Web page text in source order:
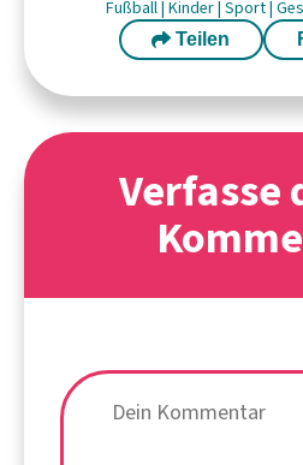
Fußball| Kinder| Sport|
Teilen
Verfasse